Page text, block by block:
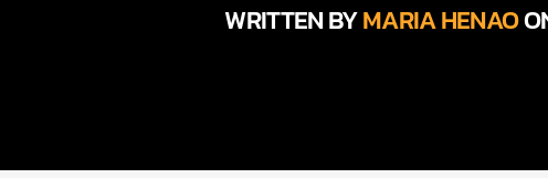
WRITTEN BYMARIA HENAO